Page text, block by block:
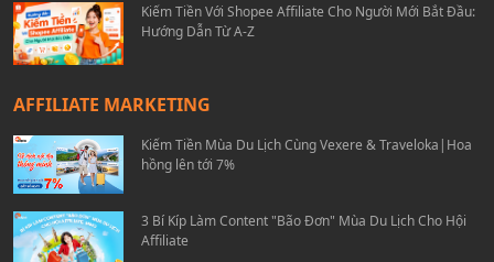
Kiếm Tiền Với Shopee Affiliate Cho Người Mới Bắt Đầu:
Hướng Dẫn Từ A-Z
AFFILIATE MARKETING
Kiếm Tiền Mùa Du Lịch Cùng Vexere & Traveloka|Hoa
hồng lên tới 7%
3 Bí Kíp Làm Content "Bão Đơn" Mùa Du Lịch Cho Hội
Affiliate